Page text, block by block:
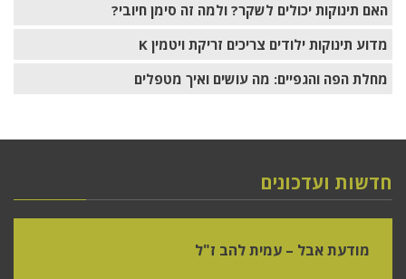
האם תינוקות יכולים לשקר? ולמה זה סימן חיובי?
מדוע תינוקות ילודים צריכים זריקת ויטמין K
מחלת הפה והגפיים: מה עושים ואיך מטפלים
חדשות ועדכונים
מודעת אבל – עמית להב ז"ל